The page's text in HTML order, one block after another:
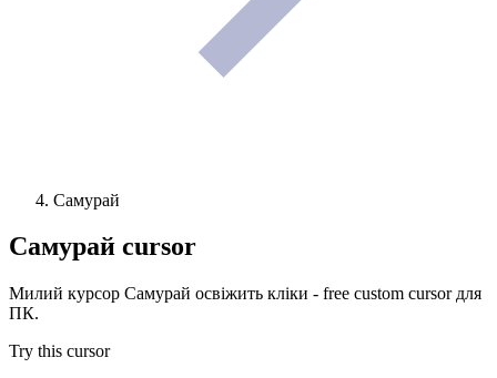
Самурай
Самурай cursor
Милий курсор Самурай освіжить кліки - free custom cursor для
ПК.
Try this cursor